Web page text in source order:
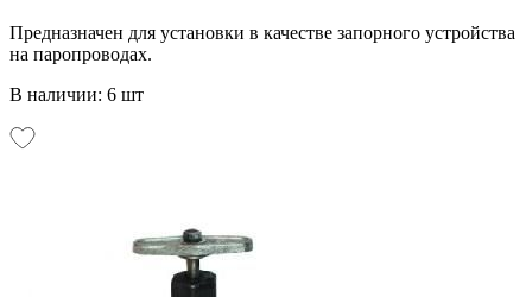
Предназначен для установки в качестве запорного устройства
на паропроводах.
В наличии: 6 шт